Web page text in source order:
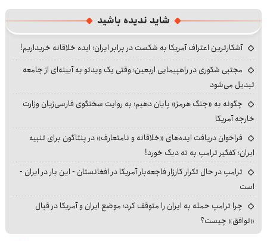
شاید ندیده باشید
آشکارترین اعتراف آمریکا به شکست در برابر ایران؛ ایده خلاقانه خریداریم!
مجتبی شکوری در راهپیمایی اربعین؛ وقتی یک ویدئو به آیینه‌ای از جامعه
تبدیل می‌شود
چگونه به «جنگ هرمز» پایان دهیم؛ به روایت سخنگوی فارسی‌زبان وزارت
خارجه آمریکا
فراخوان دریافت ایده‌های «خلاقانه و نامتعارف» در پنتاگون برای تنبیه
ایران؛ کفگیر ترامپ به ته دیگ خورد!
ترامپ در حال تکرار کارزار فاجعه‌بار آمریکا در افغانستان - این بار در ایران -
است
چرا ترامپ حمله به ایران را متوقف کرد؛ موضع ایران و آمریکا در قبال
«توافق» چیست؟